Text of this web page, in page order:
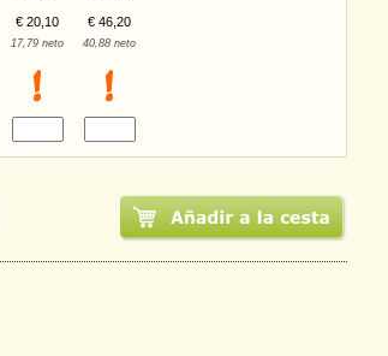
€ 20,10 € 46,20
17,79 neto 40,88 neto